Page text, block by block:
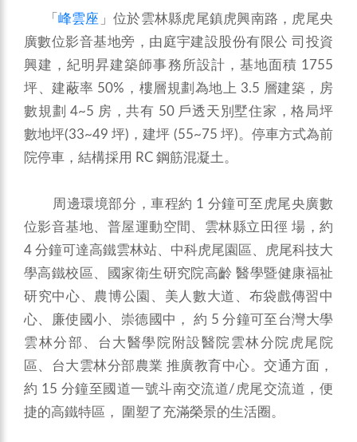
「 峰雲座 」位於雲林縣虎尾鎮虎興南路，虎尾央
廣數位影音基地旁，由庭宇建設股份有限公 司投資
興建，紀明昇建築師事務所設計，基地面積 1755
坪、建蔽率 50%，樓層規劃為地上 3.5 層建築，房
數規劃 4~5 房，共有 50 戶透天別墅住家，格局坪
數地坪(33~49 坪)，建坪 (55~75 坪)。停車方式為前
院停車，結構採用 RC 鋼筋混凝土。
周邊環境部分，車程約 1 分鐘可至虎尾央廣數
位影音基地、普屋運動空間、雲林縣立田徑 場，約
4 分鐘可達高鐵雲林站、中科虎尾園區、虎尾科技大
學高鐵校區、國家衛生研究院高齡 醫學暨健康福祉
研究中心、農博公園、美人數大道、布袋戲傳習中
心、廉使國小、崇德國中， 約 5 分鐘可至台灣大學
雲林分部、台大醫學院附設醫院雲林分院虎尾院
區、台大雲林分部農業 推廣教育中心。交通方面，
約 15 分鐘至國道一號斗南交流道/虎尾交流道，便
捷的高鐵特區， 圍塑了充滿榮景的生活圈。